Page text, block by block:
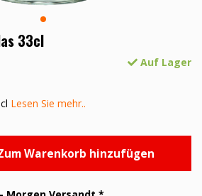
33cl
Auf Lager
Lesen Sie mehr..
Warenkorb hinzufügen